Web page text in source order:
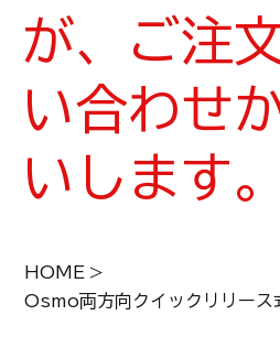
が、ご注
い合わせ
いします。
HOME >